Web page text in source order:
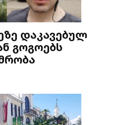
დაკავებულ
გოგოებს